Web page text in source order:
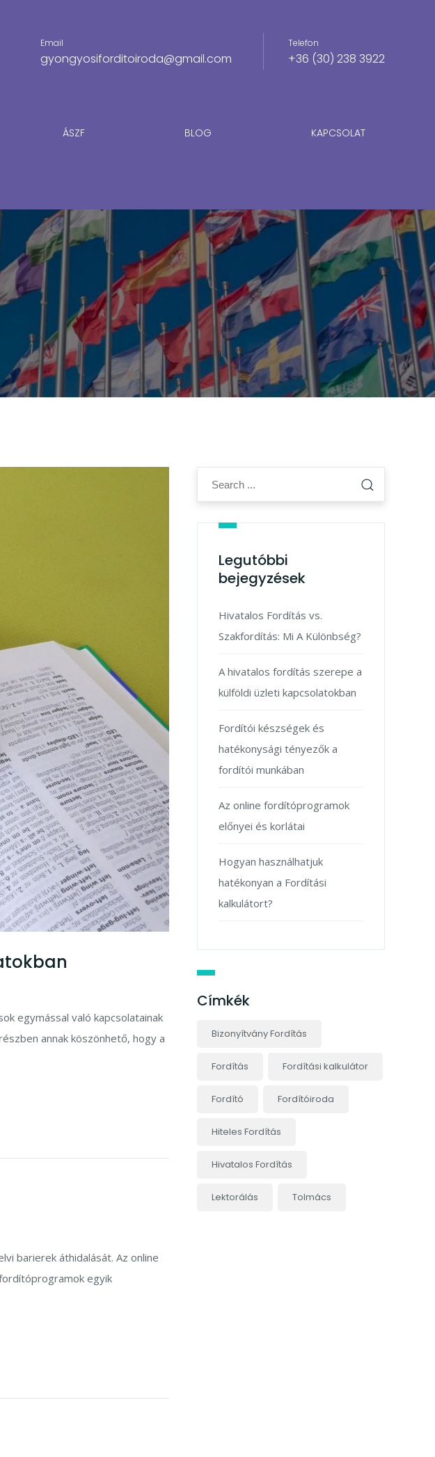
Email
gyongyosiforditoiroda@gmail.com
Telefon
+36 (30) 238 3922
ÁSZF BLOG KAPCSOLAT
egymással való kapcsolatainak
annak köszönhető, hogy a
barierek áthidalását. Az online
egyik
Legutóbbi
bejegyzések
Hivatalos Fordítás vs.
Szakfordítás: Mi A Különbség?
A hivatalos fordítás szerepe a
külföldi üzleti kapcsolatokban
Fordítói készségek és
hatékonysági tényezők a
fordítói munkában
Az online fordítóprogramok
előnyei és korlátai
Hogyan használhatjuk
hatékonyan a Fordítási
kalkulátort?
Címkék
Bizonyítvány Fordítás
Fordítás Fordítási kalkulátor
Fordító Fordítóiroda
Hiteles Fordítás
Hivatalos Fordítás
Lektorálás Tolmács